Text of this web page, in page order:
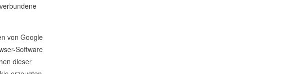
von Google
Software
dieser